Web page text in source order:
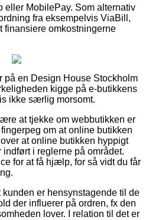
eller MobilePay. Som alternativ
fra eksempelvis ViaBill,
finansiere omkostningerne
på en Design House Stockholm
kigge på e-butikkens
ikke særlig morsomt.
at tjekke om webbutikken er
om at online butikken
at online butikken hyppigt
i reglerne på området.
for at få hjælp, for så vidt du får
er hensynstagende til de
der influerer på ordren, fx den
lover. I relation til det er